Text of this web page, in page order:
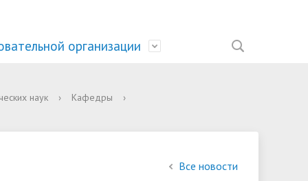
• Исследования и проекты
• Платные образовательные услуги
• Калькулятор пени
• Отзывы выпускников
организации
• Образование
образовательного процесса.
наук › Кафедры
›
Все новости